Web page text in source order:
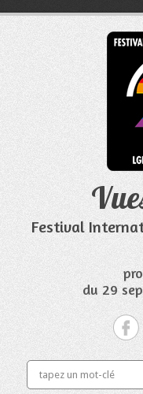
Festival
du 29